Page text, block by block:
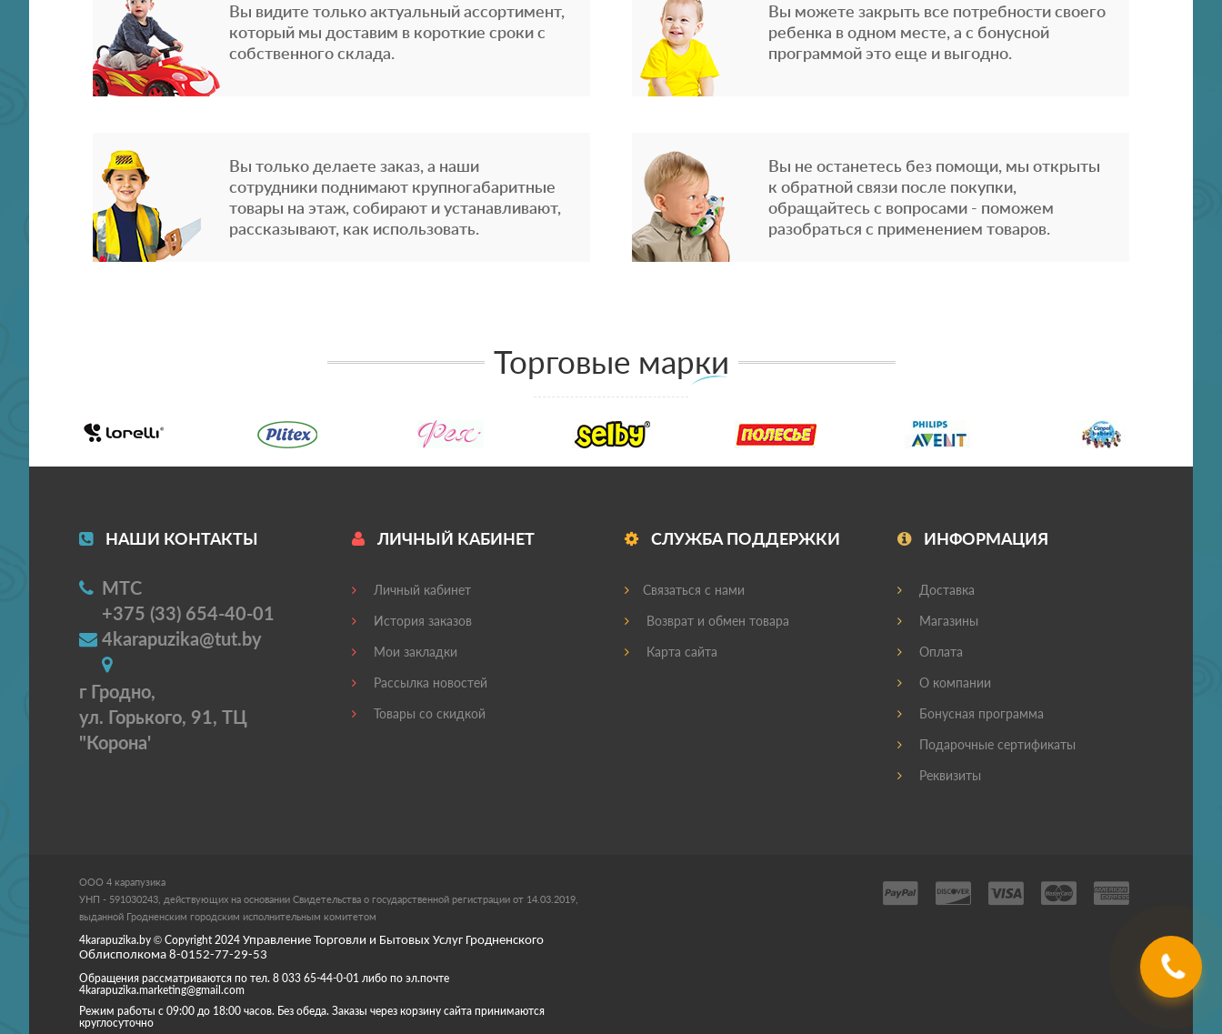
Вы видите только актуальный ассортимент,
который мы доставим в короткие сроки с
собственного склада.
Вы можете закрыть все потребности своего
ребенка в одном месте, а с бонусной
программой это еще и выгодно.
Вы только делаете заказ, а наши
сотрудники поднимают крупногабаритные
товары на этаж, собирают и устанавливают,
рассказывают, как использовать.
Вы не останетесь без помощи, мы открыты
к обратной связи после покупки,
обращайтесь с вопросами - поможем
разобраться с применением товаров.
Торговые марки
НАШИ КОНТАКТЫ
МТС
+375 (33) 654-40-01
4karapuzika@tut.by
г Гродно,
ул. Горького, 91, ТЦ
"Корона'
ЛИЧНЫЙ КАБИНЕТ
Личный кабинет
История заказов
Мои закладки
Рассылка новостей
Товары со скидкой
СЛУЖБА ПОДДЕРЖКИ
Связаться с нами
Возврат и обмен товара
Карта сайта
ИНФОРМАЦИЯ
Доставка
Магазины
Оплата
О компании
Бонусная программа
Подарочные сертификаты
Реквизиты
ООО 4 карапузика
УНП - 591030243, действующих на основании Свидетельства о государственной регистрации от 14.03.2019,
выданной Гродненским городским исполнительным комитетом
4karapuzika.by © Copyright 2024 Управление Торговли и Бытовых Услуг Гродненского
Облисполкома 8-0152-77-29-53
Обращения рассматриваются по тел. 8 033 65-44-0-01 либо по эл.почте
4karapuzika.marketing@gmail.com
Режим работы с 09:00 до 18:00 часов. Без обеда. Заказы через корзину сайта принимаются
круглосуточно